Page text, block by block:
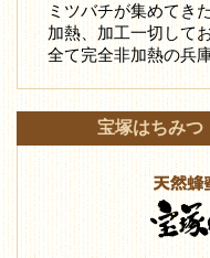
ミツバチが集めてき
加熱、加工一切して
全て完全非加熱の兵
宝塚はちみつ